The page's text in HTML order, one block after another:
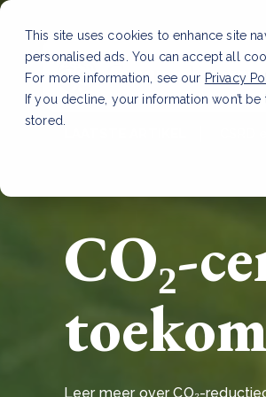
This site uses cookies to enhance site
personalised ads. You can accept all
For more information, see our Privacy
If you decline, your information won’t
stored.
CO₂-
Leer meer over CO₂-